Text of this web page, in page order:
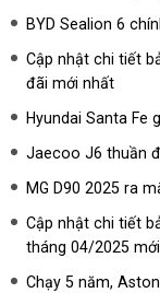
BYD Sealion 6
Cập nhật chi tiết
đãi mới nhất
Hyundai Santa Fe
Jaecoo J6 thuần
MG D90 2025 ra
Cập nhật chi tiết
tháng 04/2025
Chạy 5 năm,